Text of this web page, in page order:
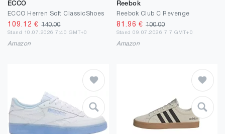
ECCO
ECCO Herren Soft ClassicShoes
109.12 €140.00
Stand 10.07.2026 7:40 GMT+0
Amazon
Reebok
Reebok Club C Revenge
81.96 € 100.00
Stand 09.07.2026 7:7 GMT+0
Amazon